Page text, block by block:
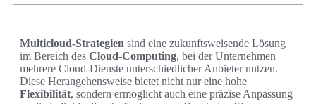
Multicloud-Strategien sind eine zukunftsweisende Lösung
im Bereich des Cloud-Computing, bei der Unternehmen
mehrere Cloud-Dienste unterschiedlicher Anbieter nutzen.
Diese Herangehensweise bietet nicht nur eine hohe
Flexibilität, sondern ermöglicht auch eine präzise Anpassung